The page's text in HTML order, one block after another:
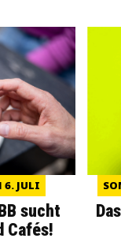
6. JULI
sucht
Cafés!